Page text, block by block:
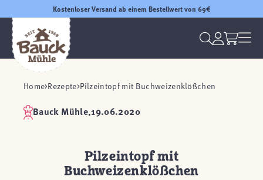
Kostenloser Versand ab einem Bestellwert von 69€
Home Rezepte Pilzeintopf mit Buchweizenklößchen
Bauck Mühle,19.06.2020
Pilzeintopf mit
Buchweizenklößchen